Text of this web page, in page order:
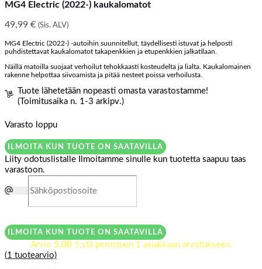
MG4 Electric (2022-) kaukalomatot
49,99 € (Sis. ALV)
MG4 Electric (2022-) -autoihin suunnitellut, täydellisesti istuvat ja helposti
puhdistettavat kaukalomatot takapenkkien ja etupenkkien jalkatilaan.
Näillä matoilla suojaat verhoilut tehokkaasti kosteudelta ja lialta. Kaukalomainen
rakenne helpottaa siivoamista ja pitää nesteet poissa verhoilusta.
Tuote lähetetään nopeasti omasta varastostamme!
(Toimitusaika n. 1-3 arkipv.)
Varasto loppu
ILMOITA KUN TUOTE ON SAATAVILLA
Liity odotuslistalle
Ilmoitamme sinulle kun tuotetta saapuu taas
varastoon.
ILMOITA KUN TUOTE ON SAATAVILLA
Arvio 5.005:stä perustuen 1 asiakkaan arvotukseen.
(1 tuotearvio)